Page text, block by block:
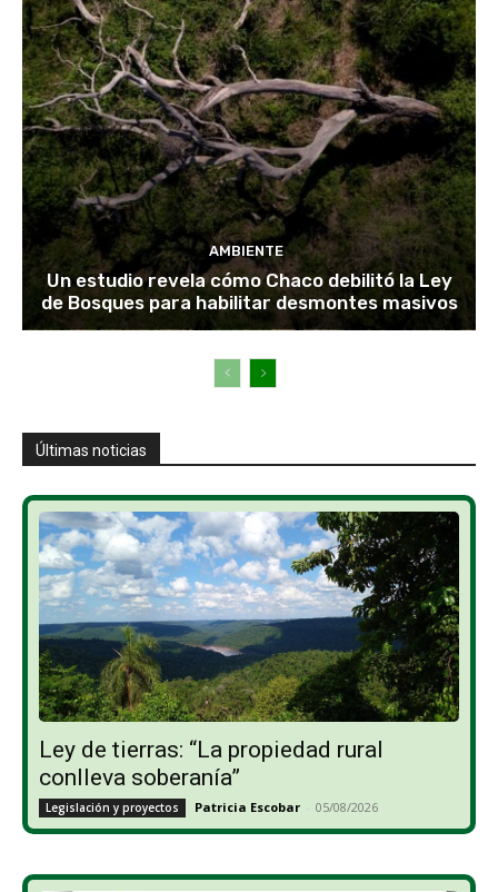
AMBIENTE
Un estudio revela cómo Chaco debilitó la Ley
de Bosques para habilitar desmontes masivos
Últimas noticias
Ley de tierras: “La propiedad rural
conlleva soberanía”
Legislación y proyectos Patricia Escobar - 05/08/2026